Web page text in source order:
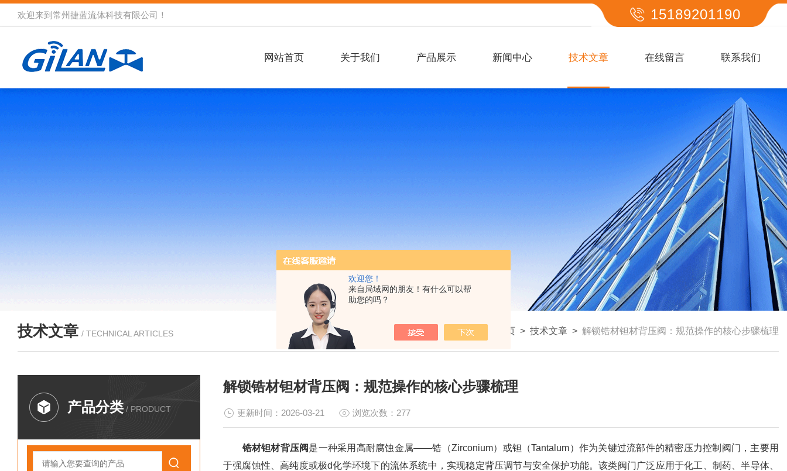
欢迎您！
来自局域网的朋友！有什么可以帮
助您的吗？
欢迎来到 常州捷蓝流体科技有限公司 ！ 15189201190
网站首页 关于我们 产品展示 新闻中心 技术文章 在线留言 联系我们
技术文章 / TECHNICAL ARTICLES 我的位置： 首页 > 技术文章 > 解锁锆材钽材背压阀：规范操作的核心步骤梳理
产品分类 / PRODUCT
解锁锆材钽材背压阀：规范操作的核心步骤梳理
更新时间：2026-03-21 浏览次数：277
锆材钽材背压阀是一种采用高耐腐蚀金属——锆（Zirconium）或钽（Tantalum）作为关键过流部件的精密压力控制阀门，主要用
于强腐蚀性、高纯度或极d化学环境下的流体系统中，实现稳定背压调节与安全保护功能。该类阀门广泛应用于化工、制药、半导体、